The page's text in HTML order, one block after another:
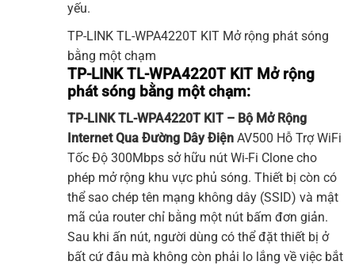
yếu.
TP-LINK TL-WPA4220T KIT Mở rộng phát sóng
bằng một chạm
TP-LINK TL-WPA4220T KIT Mở rộng
phát sóng bằng một chạm:
TP-LINKTL-WPA4220T KIT – Bộ Mở Rộng
Internet Qua Đường Dây Điện AV500 Hỗ Trợ WiFi
Tốc Độ 300Mbps sở hữu nút Wi-Fi Clone cho
phép mở rộng khu vực phủ sóng. Thiết bị còn có
thể sao chép tên mạng không dây (SSID) và mật
mã của router chỉ bằng một nút bấm đơn giản.
Sau khi ấn nút, người dùng có thể đặt thiết bị ở
bất cứ đâu mà không còn phải lo lắng về việc bắt